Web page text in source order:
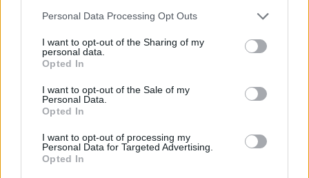
Please note that this website/app uses one or more Google
not limited to your visit or usage behaviour. You may click to
grant or deny consent to Google and its third-party tags to
use your data for below specified purposes in below Google
consent section.
Personal Data Processing Opt Outs
I want to opt-out of the Sharing of my
personal data.
Opted In
I want to opt-out of the Sale of my
Personal Data.
Opted In
I want to opt-out of processing my
Personal Data for Targeted Advertising.
Opted In
Γκουαρντιόλα: «Η φετινή Σίτι είναι χειρότερη σε σχέση
με τις προηγούμενες»
προβοκατόρικη δήλωση πριν από τον επαναληπτικό
με την Γκλάντμπαχ για τους «16» του Champions